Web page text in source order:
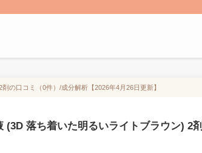
の口コミ（0件）/成分解析【2026年4月26日更新】
落ち着いた明るいライトブラウン) 2剤